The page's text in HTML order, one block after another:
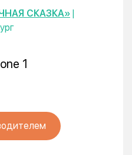
СКАЗКА» |
1